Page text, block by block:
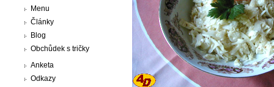
Menu
Články
Blog
Obchůdek s tričky
Anketa
Odkazy